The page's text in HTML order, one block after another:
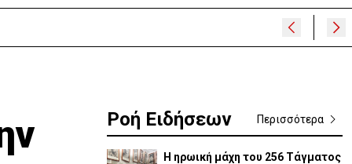
Ροή Ειδήσεων Περισσότερα
Η ηρωική μάχη του 256 Τάγματος